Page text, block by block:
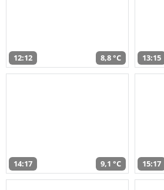
12:12 8,8 °C 13:15
14:17 9,1 °C 15:17